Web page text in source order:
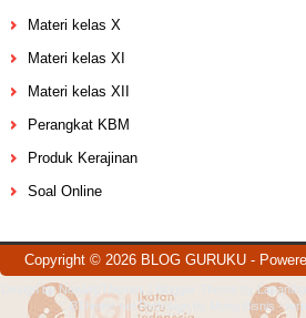
Materi kelas X
Materi kelas XI
Materi kelas XII
Perangkat KBM
Produk Kerajinan
Soal Online
Copyright © 2026 BLOG GURUKU-
Design by NewWpThemes | Blogger Theme byLasantha
BTheme.net Redesign by Mung Bisnis -